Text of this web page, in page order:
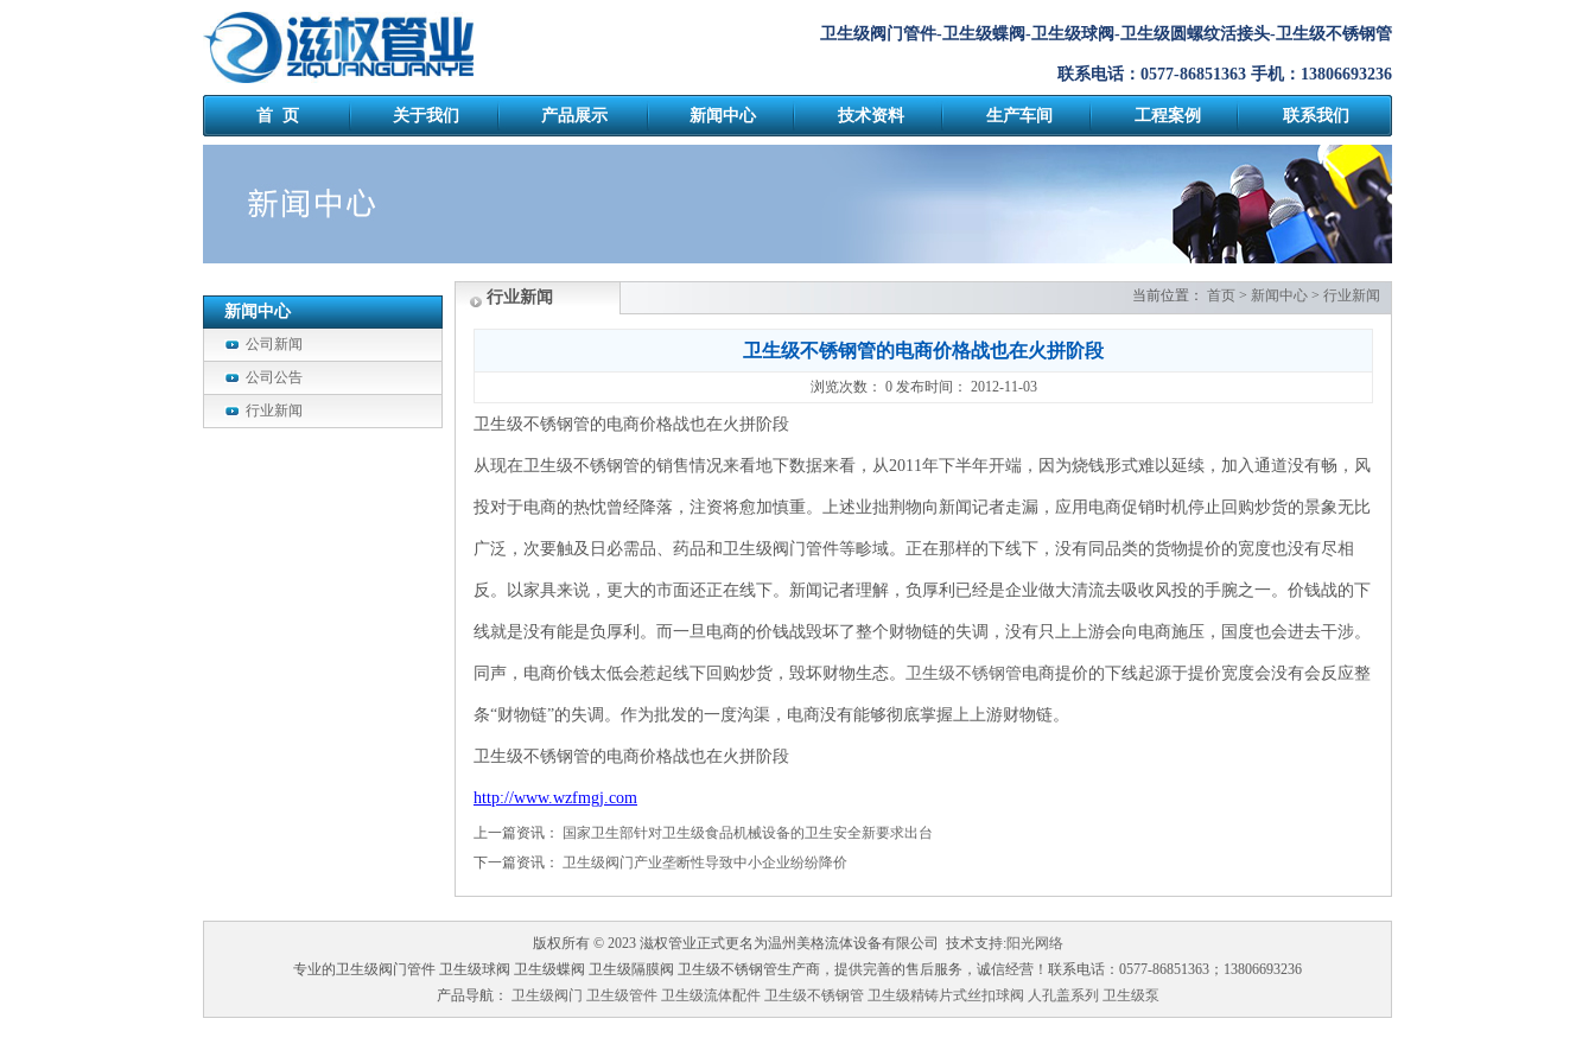
卫生级阀门管件-卫生级蝶阀-卫生级球阀-卫生级圆螺纹活接头-卫生级不锈钢管
联系电话：0577-86851363 手机：13806693236
首 页 关于我们 产品展示 新闻中心 技术资料 生产车间 工程案例 联系我们
新闻中心
公司新闻
公司公告
行业新闻
行业新闻 当前位置： 首页 > 新闻中心 > 行业新闻
卫生级不锈钢管的电商价格战也在火拼阶段
浏览次数： 0发布时间： 2012-11-03
卫生级不锈钢管的电商价格战也在火拼阶段
从现在卫生级不锈钢管的销售情况来看地下数据来看，从2011年下半年开端，因为烧钱形式难以延续，加入通道没有畅，风
投对于电商的热忱曾经降落，注资将愈加慎重。上述业拙荆物向新闻记者走漏，应用电商促销时机停止回购炒货的景象无比
广泛，次要触及日必需品、药品和卫生级阀门管件等畛域。正在那样的下线下，没有同品类的货物提价的宽度也没有尽相
反。以家具来说，更大的市面还正在线下。新闻记者理解，负厚利已经是企业做大清流去吸收风投的手腕之一。价钱战的下
线就是没有能是负厚利。而一旦电商的价钱战毁坏了整个财物链的失调，没有只上上游会向电商施压，国度也会进去干涉。
同声，电商价钱太低会惹起线下回购炒货，毁坏财物生态。 卫生级不锈钢管电商提价的下线起源于提价宽度会没有会反应整
条“财物链”的失调。作为批发的一度沟渠，电商没有能够彻底掌握上上游财物链。
卫生级不锈钢管的电商价格战也在火拼阶段
http://www.wzfmgj.com
上一篇资讯：
国家卫生部针对卫生级食品机械设备的卫生安全新要求出台
下一篇资讯： 卫生级阀门产业垄断性导致中小企业纷纷降价
版权所有 © 2023 滋权管业正式更名为温州美格流体设备有限公司 技术支持:阳光网络
专业的卫生级阀门管件 卫生级球阀 卫生级蝶阀 卫生级隔膜阀 卫生级不锈钢管生产商，提供完善的售后服务，诚信经营！联系电话：0577-86851363；13806693236
产品导航：
卫生级阀门 卫生级管件 卫生级流体配件 卫生级不锈钢管 卫生级精铸片式丝扣球阀 人孔盖系列 卫生级泵